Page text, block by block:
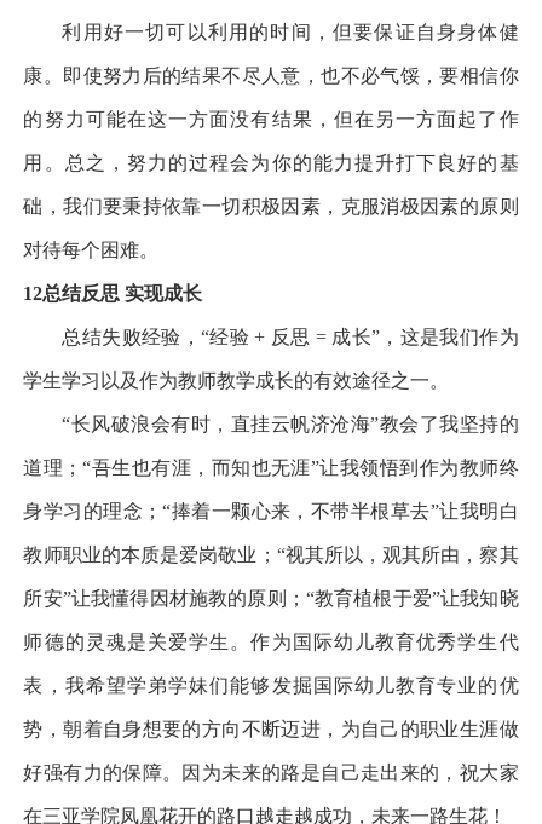
利用好一切可以利用的时间，但要保证自身身体健
康。即使努力后的结果不尽人意，也不必气馁，要相信你
的努力可能在这一方面没有结果，但在另一方面起了作
用。总之，努力的过程会为你的能力提升打下良好的基
础，我们要秉持依靠一切积极因素，克服消极因素的原则
对待每个困难。
12总结反思 实现成长
总结失败经验，“经验+ 反思 = 成长” ，这是我们作为
学生学习以及作为教师教学成长的有效途径之一。
“长风破浪会有时，直挂云帆济沧海”教会了我坚持的
道理；“吾生也有涯，而知也无涯”让我领悟到作为教师终
身学习的理念；“捧着一颗心来，不带半根草去”让我明白
教师职业的本质是爱岗敬业； “视其所以，观其所由，察其
所安”让我懂得因材施教的原则； “教育植根于爱”让我知晓
师德的灵魂是关爱学生。作为国际幼儿教育优秀学生代
表，我希望学弟学妹们能够发掘国际幼儿教育专业的优
势，朝着自身想要的方向不断迈进，为自己的职业生涯做
好强有力的保障。因为未来的路是自己走出来的，祝大家
在三亚学院凤凰花开的路口越走越成功，未来一路生花！